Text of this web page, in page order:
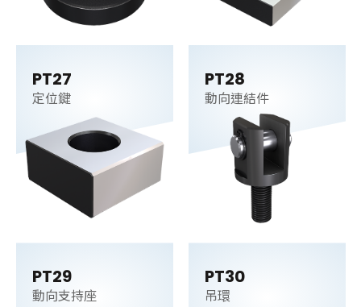
PT27
定位鍵
PT28
動向連結件
PT29
動向支持座
PT30
吊環